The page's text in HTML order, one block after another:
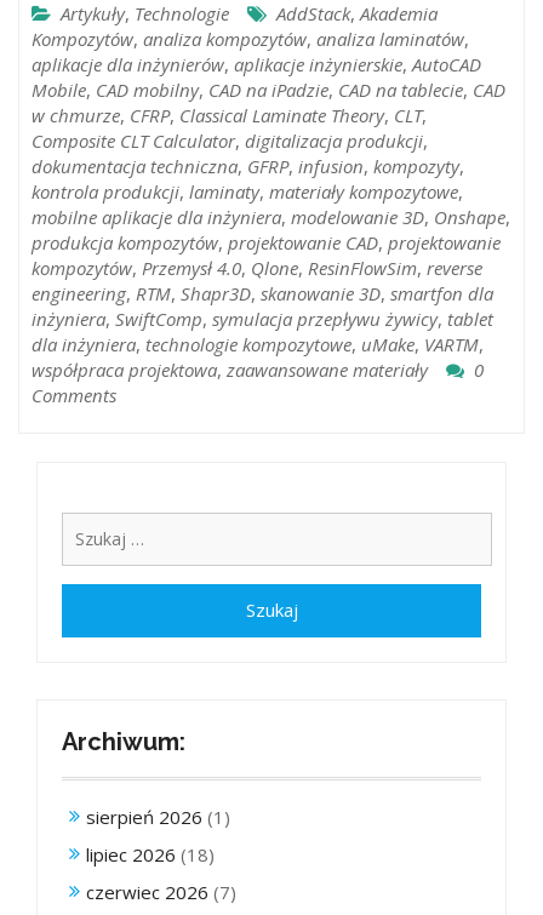
Artykuły, Technologie AddStack,Akademia
Kompozytów, analiza kompozytów, analiza laminatów,
aplikacje dla inżynierów, aplikacje inżynierskie,AutoCAD
Mobile, CAD mobilny, CAD na iPadzie, CAD na tablecie, CAD
w chmurze, CFRP, Classical Laminate Theory, CLT,
Composite CLT Calculator, digitalizacja produkcji,
dokumentacja techniczna, GFRP, infusion, kompozyty,
kontrola produkcji, laminaty, materiały kompozytowe,
mobilne aplikacje dla inżyniera, modelowanie 3D, Onshape,
produkcja kompozytów, projektowanie CAD, projektowanie
kompozytów, Przemysł 4.0, Qlone, ResinFlowSim, reverse
engineering, RTM, Shapr3D, skanowanie 3D, smartfon dla
inżyniera, SwiftComp, symulacja przepływu żywicy, tablet
dla inżyniera, technologie kompozytowe, uMake, VARTM,
współpraca projektowa, zaawansowane materiały
0
Comments
Archiwum:
sierpień 2026 (1)
lipiec 2026 (18)
czerwiec 2026 (7)